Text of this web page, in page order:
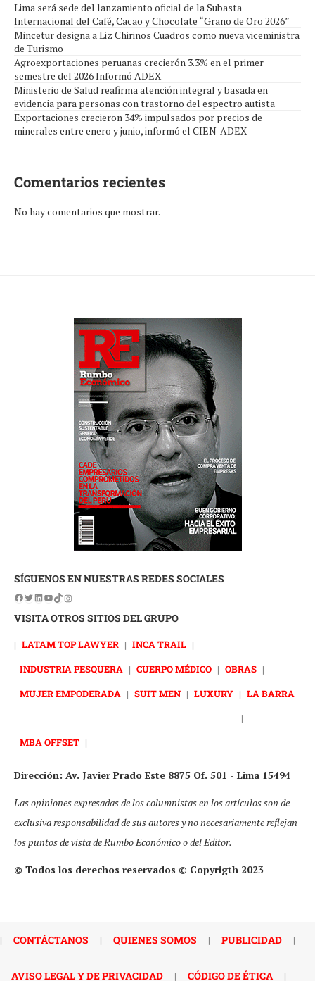
Lima será sede del lanzamiento oficial de la Subasta
Internacional del Café, Cacao y Chocolate “Grano de Oro 2026”
Mincetur designa a Liz Chirinos Cuadros como nueva viceministra
de Turismo
Agroexportaciones peruanas crecierón 3.3% en el primer
semestre del 2026 Informó ADEX
Ministerio de Salud reafirma atención integral y basada en
evidencia para personas con trastorno del espectro autista
Exportaciones crecieron 34% impulsados por precios de
minerales entre enero y junio, informó el CIEN-ADEX
Comentarios recientes
No hay comentarios que mostrar.
SÍGUENOS EN NUESTRAS REDES SOCIALES
VISITA OTROS SITIOS DEL GRUPO
| LATAM TOP LAWYER | INCA TRAIL |
INDUSTRIA PESQUERA | CUERPO MÉDICO | OBRAS |
MUJER EMPODERADA | SUIT MEN | LUXURY | LA BARRA
|
MBA OFFSET |
Dirección: Av. Javier Prado Este 8875 Of. 501 - Lima 15494
Las opiniones expresadas de los columnistas en los artículos son de
exclusiva responsabilidad de sus autores y no necesariamente reflejan
los puntos de vista de Rumbo Económico o del Editor.
© Todos los derechos reservados © Copyrigth 2023
| CONTÁCTANOS | QUIENES SOMOS | PUBLICIDAD |
AVISO LEGAL Y DE PRIVACIDAD | CÓDIGO DE ÉTICA |